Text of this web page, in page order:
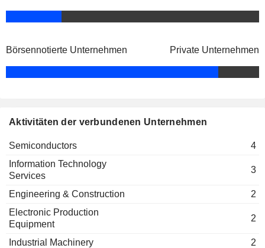
Börsennotierte Unternehmen Private Unternehmen
Aktivitäten der verbundenen Unternehmen
Semiconductors
4
Information Technology
Services
3
Engineering & Construction
2
Electronic Production
Equipment
2
Industrial Machinery
2